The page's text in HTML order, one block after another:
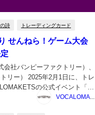
詩 トレーディングカード
せんねら！ゲーム大会
会社バンピーファクトリー）、
リー） 2025年2月1日に、トレ
の公式イベント「結
2025冬 ＠声音の宴 4次会」が